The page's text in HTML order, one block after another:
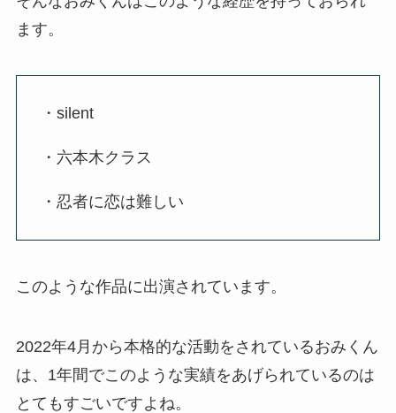
ます。
・silent
・六本木クラス
・忍者に恋は難しい
このような作品に出演されています。
2022年4月から本格的な活動をされているおみくん
は、1年間でこのような実績をあげられているのは
とてもすごいですよね。